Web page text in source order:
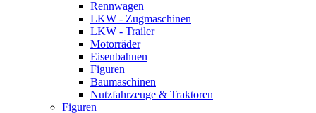
Rennwagen
LKW - Zugmaschinen
LKW - Trailer
Motorräder
Eisenbahnen
Figuren
Baumaschinen
Nutzfahrzeuge & Traktoren
Figuren